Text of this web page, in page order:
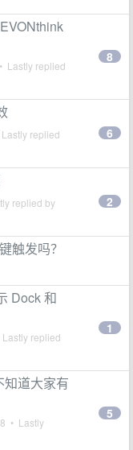
• Lastly replied
8
Lastly replied
6
replied by 2
触发吗？
Dock 和
Lastly replied
1
知道大家有
• Lastly
5